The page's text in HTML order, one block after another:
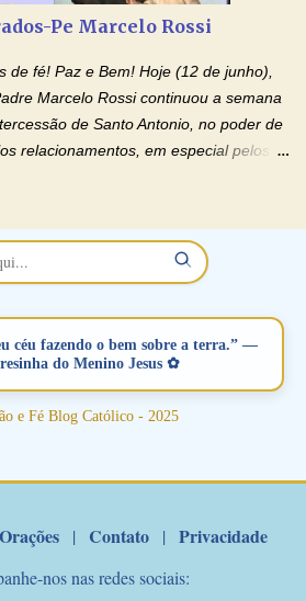
Estão Separados Casais que estão
de outras pessoas no
espiritualmente, a relação do
o seu esposo ou esposa diante de
os laços ...
Pe Marcelo Rossi
de fé! Paz e Bem! Hoje (12 de junho),
Marcelo Rossi continuou a semana
de Santo Antonio, no poder de
relacionamentos, em especial pelos
coloquei aqui para vocês. Não perca
no Momento de Fé do Padre Marcelo,
forte corrente de orações. Você que
problemas no relacionamento
intercessão deste santo amigo:
não desista, pois ele intercede por nós
Ágape de Jesus e no Amor Materno
céu fazendo o bem sobre a terra.” —
do Menino Jesus ✿
e Fé Blog Católico - 2025
Orações | Contato | Privacidade
nos nas redes sociais: